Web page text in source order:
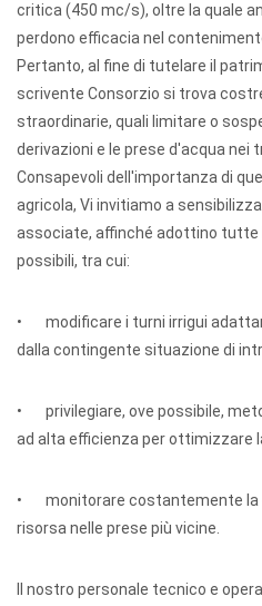
critica (450 mc/s), oltre la quale
perdono efficacia nel
Pertanto, al fine di tutelare il
scrivente Consorzio si trova
straordinarie, quali limitare o
derivazioni e le prese d'acqua nei
Consapevoli dell'importanza di
agricola, Vi invitiamo a
associate, affinché adottino tutte
possibili, tra cui:
• modificare i turni irrigui
dalla contingente situazione di
• privilegiare, ove possibile,
ad alta efficienza per ottimizzare
• monitorare costantemente la
risorsa nelle prese più vicine.
Il nostro personale tecnico e